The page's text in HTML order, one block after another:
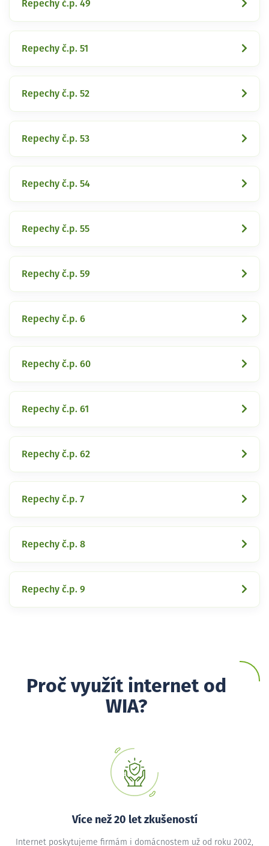
Repechy č.p. 49
Repechy č.p. 51
Repechy č.p. 52
Repechy č.p. 53
Repechy č.p. 54
Repechy č.p. 55
Repechy č.p. 59
Repechy č.p. 6
Repechy č.p. 60
Repechy č.p. 61
Repechy č.p. 62
Repechy č.p. 7
Repechy č.p. 8
Repechy č.p. 9
Proč využít internet od
WIA?
Více než 20 let zkušeností
Internet poskytujeme firmám i domácnostem už od roku 2002,